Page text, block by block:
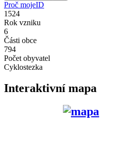
Proč mojeID
1524
Rok vzniku
6
Části obce
794
Počet obyvatel
Cyklostezka
Interaktivní mapa